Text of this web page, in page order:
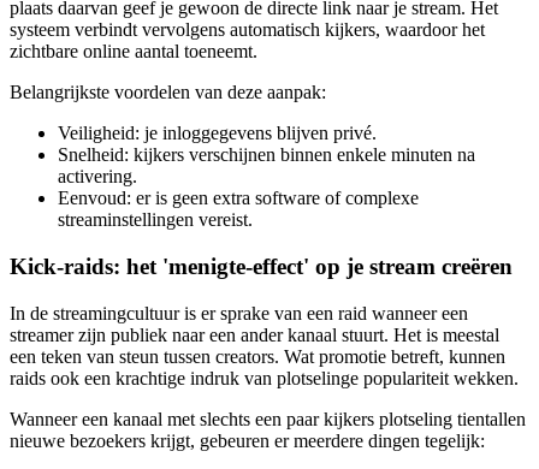
plaats daarvan geef je gewoon de directe link naar je stream. Het
systeem verbindt vervolgens automatisch kijkers, waardoor het
zichtbare online aantal toeneemt.
Belangrijkste voordelen van deze aanpak:
Veiligheid: je inloggegevens blijven privé.
Snelheid: kijkers verschijnen binnen enkele minuten na
activering.
Eenvoud: er is geen extra software of complexe
streaminstellingen vereist.
Kick-raids: het 'menigte-effect' op je stream creëren
In de streamingcultuur is er sprake van een raid wanneer een
streamer zijn publiek naar een ander kanaal stuurt. Het is meestal
een teken van steun tussen creators. Wat promotie betreft, kunnen
raids ook een krachtige indruk van plotselinge populariteit wekken.
Wanneer een kanaal met slechts een paar kijkers plotseling tientallen
nieuwe bezoekers krijgt, gebeuren er meerdere dingen tegelijk: